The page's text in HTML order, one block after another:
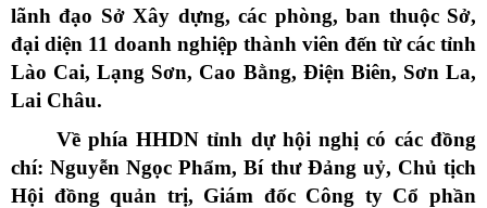
lãnh đạo Sở Xây dựng, các phòng, ban thuộc Sở,
đại diện 11 doanh nghiệp thành viên đến từ các tỉnh
Lào Cai, Lạng Sơn, Cao Bằng, Điện Biên, Sơn La,
Lai Châu.
Về phía HHDN tỉnh dự hội nghị có các đồng
chí: Nguyễn Ngọc Phẩm, Bí thư Đảng uỷ, Chủ tịch
Hội đồng quản trị, Giám đốc Công ty Cổ phần